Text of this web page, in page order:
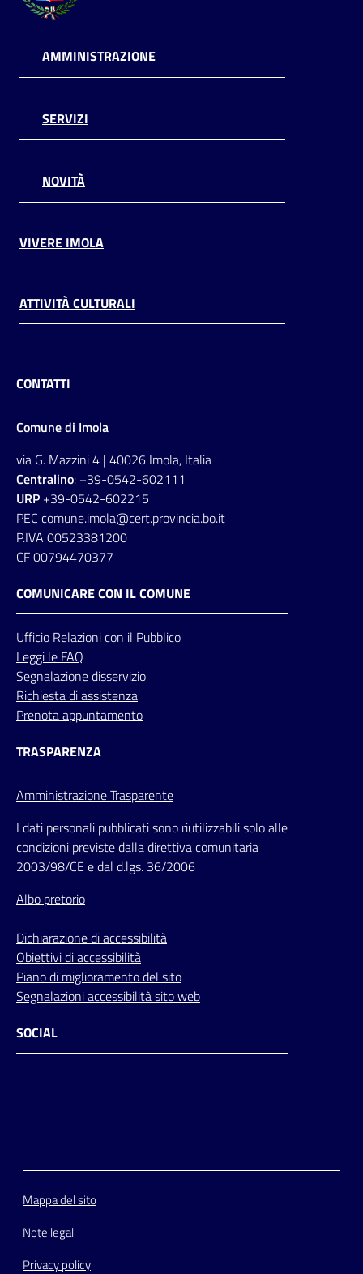
AMMINISTRAZIONE
SERVIZI
NOVITÀ
VIVERE IMOLA
ATTIVITÀ CULTURALI
CONTATTI
Comune di Imola
via G. Mazzini 4 | 40026 Imola, Italia
Centralino: +39-0542-602111
URP +39-0542-602215
PEC comune.imola@cert.provincia.bo.it
P.IVA 00523381200
CF 00794470377
COMUNICARE CON IL COMUNE
Ufficio Relazionicon il Pubblico
Leggi le FAQ
Segnalazione disservizio
Richiesta di assistenza
Prenota appuntamento
TRASPARENZA
Amministrazione Trasparente
I dati personali pubblicati sono riutilizzabili solo alle
condizioni previste dalla direttiva comunitaria
2003/98/CE e dal d.lgs. 36/2006
Albo pretorio
Dichiarazione di accessibilità
Obiettivi di accessibilità
Piano di miglioramento del sito
Segnalazioni accessibilità sito web
SOCIAL
Mappa del sito
Note legali
Privacy policy